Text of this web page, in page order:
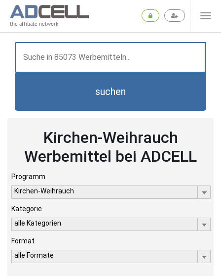
the affiliate network
suchen
Kirchen-Weihrauch
Werbemittel bei ADCELL
Programm
Kirchen-Weihrauch
Kategorie
alle Kategorien
Format
alle Formate